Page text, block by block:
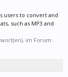
users to convert and
such as MP3 and
im Forum: